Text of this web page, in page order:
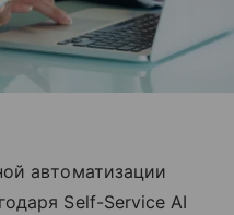
автоматизации
Self-Service AI